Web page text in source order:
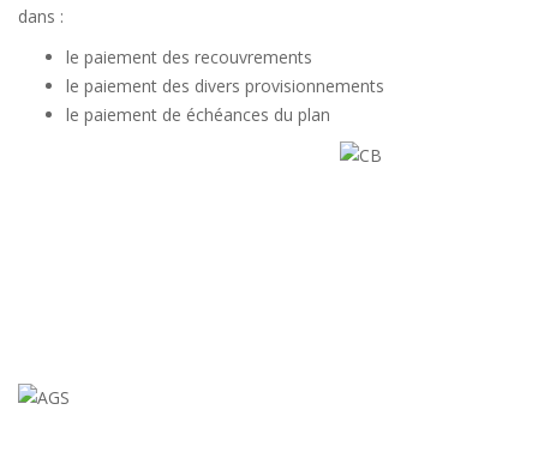
dans :
le paiement des recouvrements
le paiement des divers provisionnements
le paiement de échéances du plan